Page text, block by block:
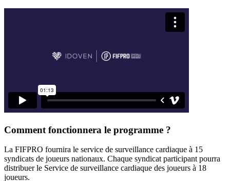
Comment fonctionnera le programme ?
La FIFPRO fournira le service de surveillance cardiaque à 15
syndicats de joueurs nationaux. Chaque syndicat participant pourra
distribuer le Service de surveillance cardiaque des joueurs à 18
joueurs.